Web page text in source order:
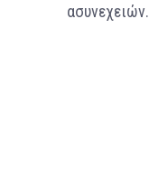
ασυνεχειών.